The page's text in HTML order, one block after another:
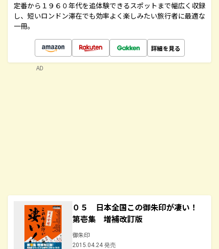
定番から１９６０年代を追体験できるスポットまで幅広く収録
し、短いロンドン滞在でも効率よく楽しみたい旅行者に最適な
一冊。
詳細を見る
０５ 日本全国この御朱印が凄い！
第壱集 増補改訂版
御朱印
2015.04.24 発売
AD